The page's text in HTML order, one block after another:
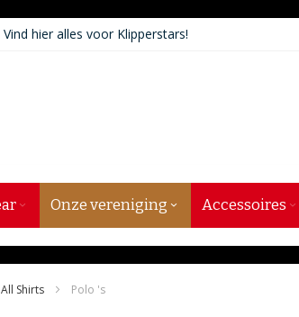
Vind hier alles voor Klipperstars!
Onze vereniging Accessoires
All Shirts Polo 's